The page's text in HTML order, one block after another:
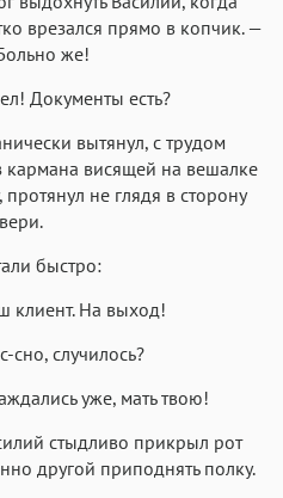
врезался прямо в копчик. —
же!
Документы есть?
вытянул, с трудом
кармана висящей на вешалке
не глядя в сторону
быстро:
клиент. На выход!
сно, случилось?
уже, мать твою!
стыдливо прикрыл рот
другой приподнять полку.